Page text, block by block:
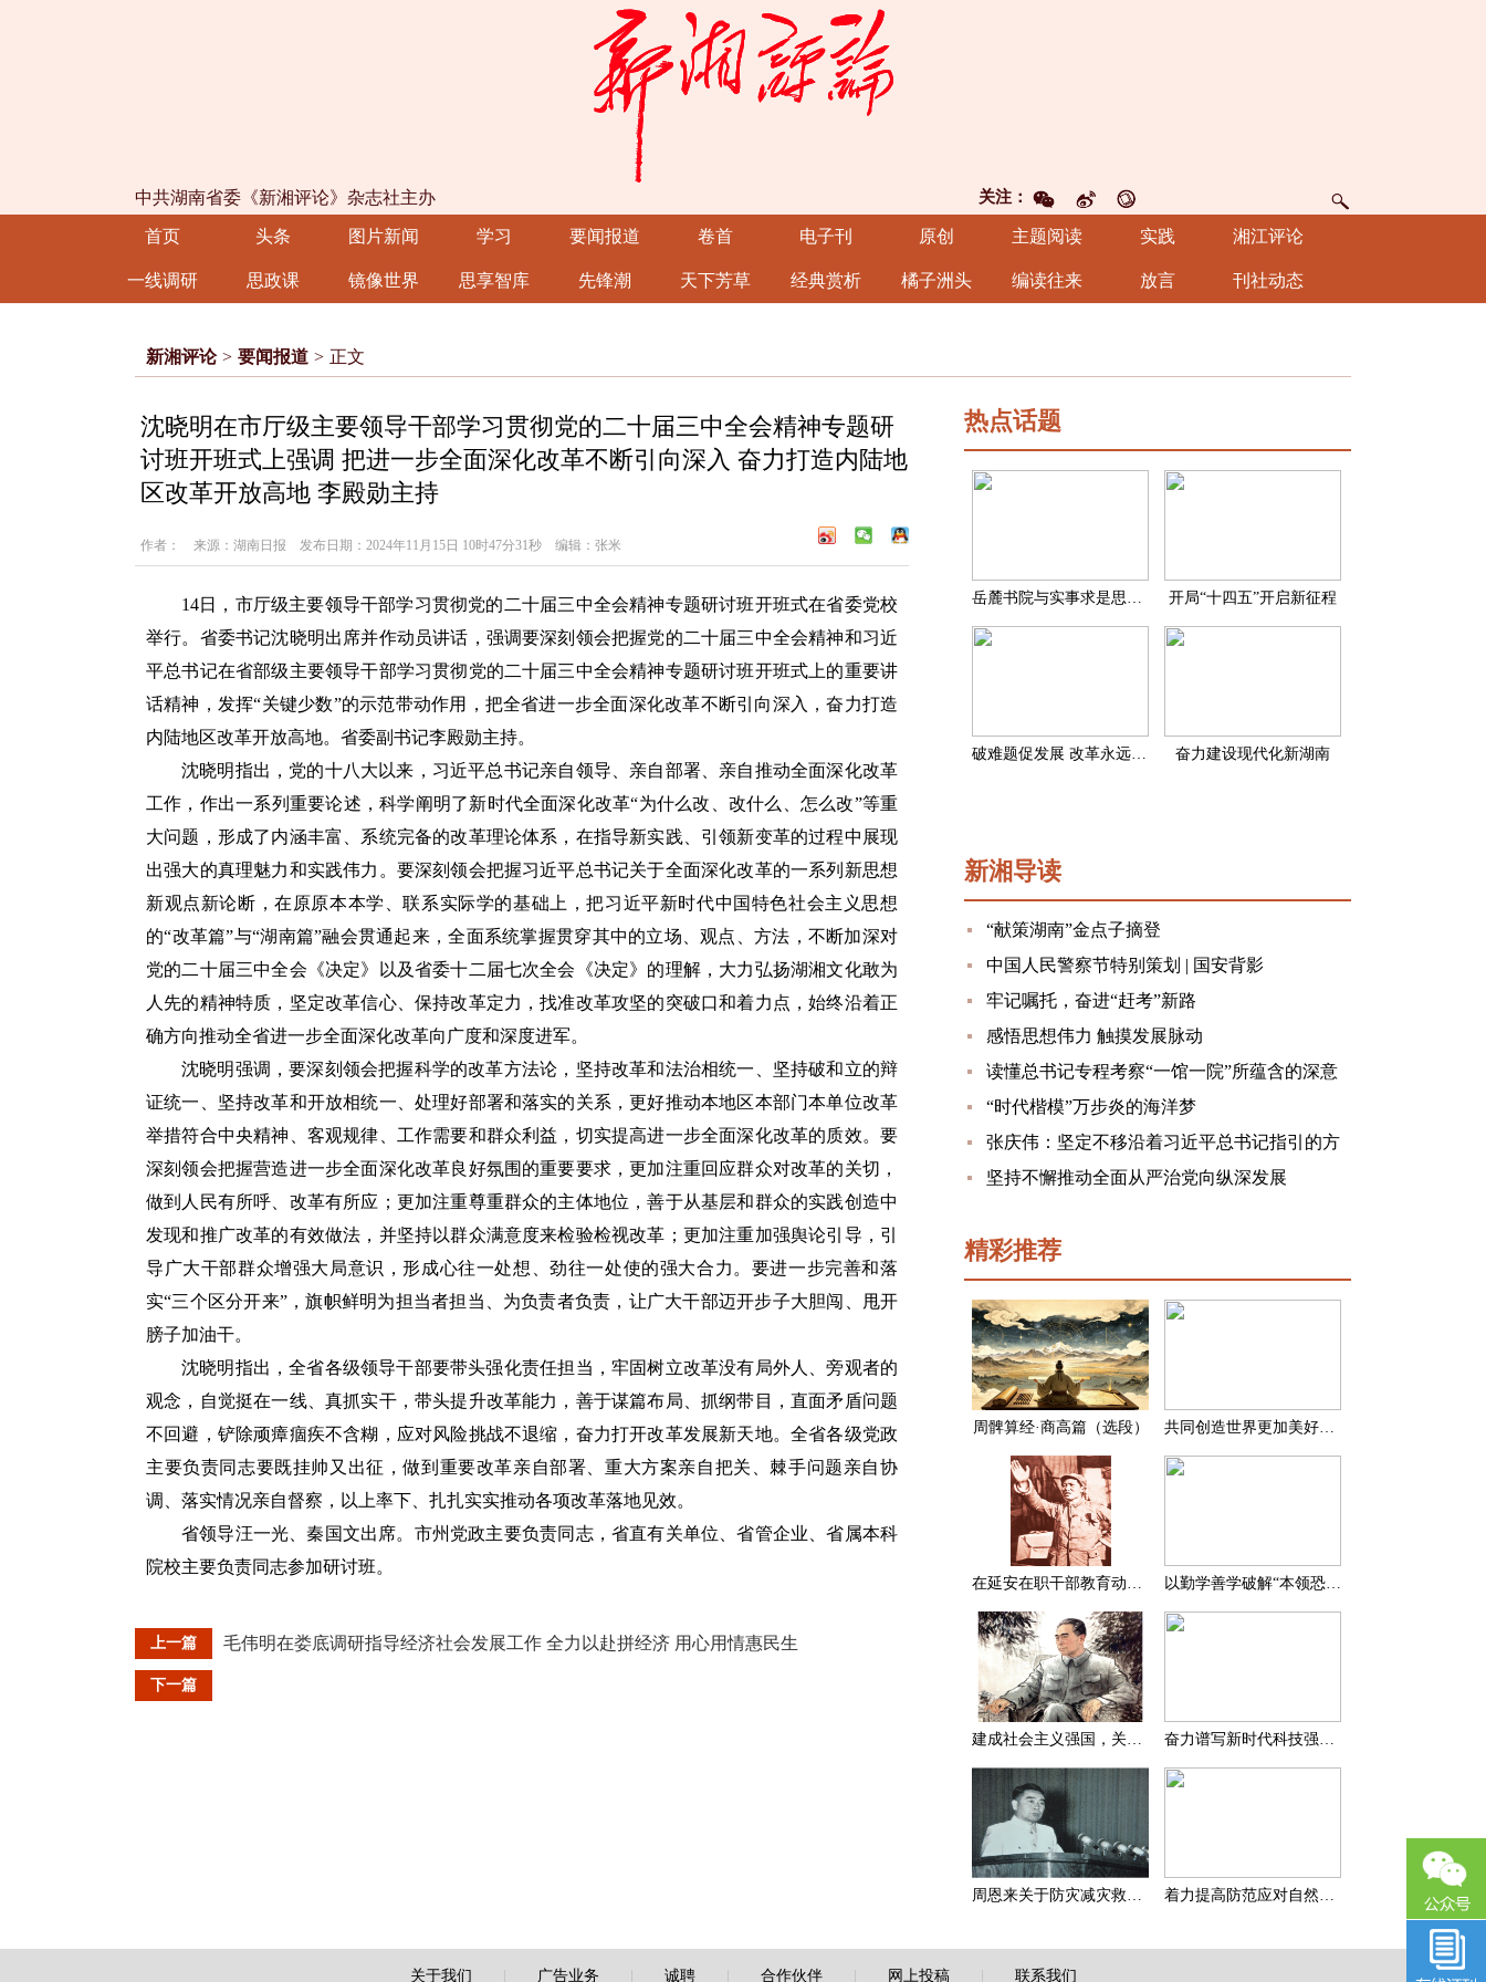
关注：
中共湖南省委《新湘评论》杂志社主办
首页 头条 图片新闻 学习 要闻报道 卷首 电子刊 原创 主题阅读 实践 湘江评论
一线调研 思政课 镜像世界 思享智库 先锋潮 天下芳草 经典赏析 橘子洲头 编读往来 放言 刊社动态
新湘评论 > 要闻报道 > 正文
沈晓明在市厅级主要领导干部学习贯彻党的二十届三中全会精神专题研
讨班开班式上强调 把进一步全面深化改革不断引向深入 奋力打造内陆地
区改革开放高地 李殿勋主持
作者： 来源：湖南日报 发布日期：2024年11月15日 10时47分31秒 编辑：张米
14日，市厅级主要领导干部学习贯彻党的二十届三中全会精神专题研讨班开班式在省委党校
举行。省委书记沈晓明出席并作动员讲话，强调要深刻领会把握党的二十届三中全会精神和习近
平总书记在省部级主要领导干部学习贯彻党的二十届三中全会精神专题研讨班开班式上的重要讲
话精神，发挥“关键少数”的示范带动作用，把全省进一步全面深化改革不断引向深入，奋力打造
内陆地区改革开放高地。省委副书记李殿勋主持。
沈晓明指出，党的十八大以来，习近平总书记亲自领导、亲自部署、亲自推动全面深化改革
工作，作出一系列重要论述，科学阐明了新时代全面深化改革“为什么改、改什么、怎么改”等重
大问题，形成了内涵丰富、系统完备的改革理论体系，在指导新实践、引领新变革的过程中展现
出强大的真理魅力和实践伟力。要深刻领会把握习近平总书记关于全面深化改革的一系列新思想
新观点新论断，在原原本本学、联系实际学的基础上，把习近平新时代中国特色社会主义思想
的“改革篇”与“湖南篇”融会贯通起来，全面系统掌握贯穿其中的立场、观点、方法，不断加深对
党的二十届三中全会《决定》以及省委十二届七次全会《决定》的理解，大力弘扬湖湘文化敢为
人先的精神特质，坚定改革信心、保持改革定力，找准改革攻坚的突破口和着力点，始终沿着正
确方向推动全省进一步全面深化改革向广度和深度进军。
沈晓明强调，要深刻领会把握科学的改革方法论，坚持改革和法治相统一、坚持破和立的辩
证统一、坚持改革和开放相统一、处理好部署和落实的关系，更好推动本地区本部门本单位改革
举措符合中央精神、客观规律、工作需要和群众利益，切实提高进一步全面深化改革的质效。要
深刻领会把握营造进一步全面深化改革良好氛围的重要要求，更加注重回应群众对改革的关切，
做到人民有所呼、改革有所应；更加注重尊重群众的主体地位，善于从基层和群众的实践创造中
发现和推广改革的有效做法，并坚持以群众满意度来检验检视改革；更加注重加强舆论引导，引
导广大干部群众增强大局意识，形成心往一处想、劲往一处使的强大合力。要进一步完善和落
实“三个区分开来”，旗帜鲜明为担当者担当、为负责者负责，让广大干部迈开步子大胆闯、甩开
膀子加油干。
沈晓明指出，全省各级领导干部要带头强化责任担当，牢固树立改革没有局外人、旁观者的
观念，自觉挺在一线、真抓实干，带头提升改革能力，善于谋篇布局、抓纲带目，直面矛盾问题
不回避，铲除顽瘴痼疾不含糊，应对风险挑战不退缩，奋力打开改革发展新天地。全省各级党政
主要负责同志要既挂帅又出征，做到重要改革亲自部署、重大方案亲自把关、棘手问题亲自协
调、落实情况亲自督察，以上率下、扎扎实实推动各项改革落地见效。
省领导汪一光、秦国文出席。市州党政主要负责同志，省直有关单位、省管企业、省属本科
院校主要负责同志参加研讨班。
上一篇 毛伟明在娄底调研指导经济社会发展工作 全力以赴拼经济 用心用情惠民生
下一篇
热点话题
岳麓书院与实事求是思想路线 开局“十四五”开启新征程
破难题促发展 改革永远在路上 奋力建设现代化新湖南
新湘导读
“献策湖南”金点子摘登
中国人民警察节特别策划 | 国安背影
牢记嘱托，奋进“赶考”新路
感悟思想伟力 触摸发展脉动
读懂总书记专程考察“一馆一院”所蕴含的深意
“时代楷模”万步炎的海洋梦
张庆伟：坚定不移沿着习近平总书记指引的方
向前进 凝心聚力奋进新征程建功新时代谱写新
坚持不懈推动全面从严治党向纵深发展
精彩推荐
周髀算经·商高篇（选段） 共同创造世界更加美好的未来
在延安在职干部教育动员大会上的讲话（节选） 以勤学善学破解“本领恐慌”
建成社会主义强国，关键在于实现科学技术现代化 奋力谱写新时代科技强国新篇章
周恩来关于防灾减灾救灾的一组论述 着力提高防范应对自然灾害能力
关于我们 广告业务 诚聘| 合作伙伴| 网上投稿| 联系我们